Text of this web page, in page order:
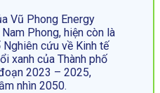
Vũ Phong Energy
Phong, hiện còn là
cứu về Kinh tế
xanh của Thành phố
2023 – 2025,
nhìn 2050.